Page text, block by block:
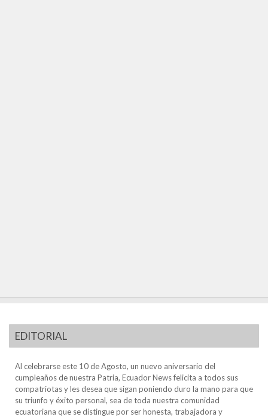
EDITORIAL
Al celebrarse este 10 de Agosto, un nuevo aniversario del
cumpleaños de nuestra Patria, Ecuador News felicita a todos sus
compatriotas y les desea que sigan poniendo duro la mano para que
su triunfo y éxito personal, sea de toda nuestra comunidad
ecuatoriana que se distingue por ser honesta, trabajadora y